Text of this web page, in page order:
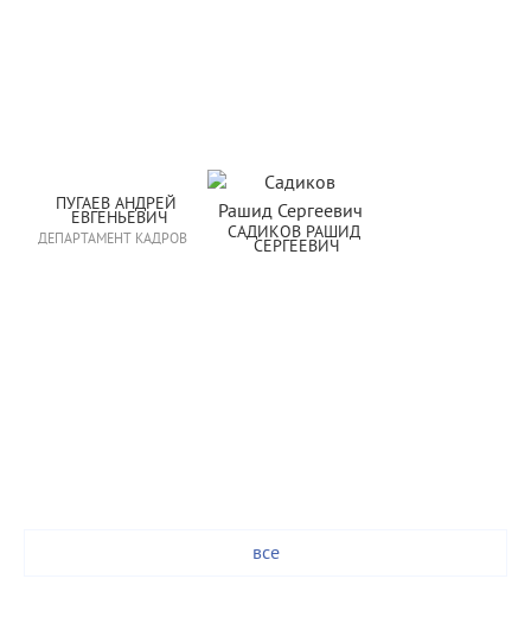
ПУГАЕВ АНДРЕЙ
ЕВГЕНЬЕВИЧ
ДЕПАРТАМЕНТ КАДРОВ САДИКОВ РАШИД
СЕРГЕЕВИЧ
все